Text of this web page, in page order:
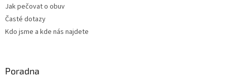
Jak pečovat o obuv
Časté dotazy
Kdo jsme a kde nás najdete
Poradna